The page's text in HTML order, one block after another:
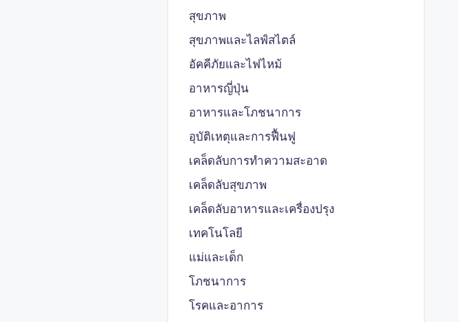
สุขภาพ
สุขภาพและไลฟ์สไตล์
อัคคีภัยและไฟไหม้
อาหารญี่ปุ่น
อาหารและโภชนาการ
อุบัติเหตุและการฟื้นฟู
เคล็ดลับการทำความสะอาด
เคล็ดลับสุขภาพ
เคล็ดลับอาหารและเครื่องปรุง
เทคโนโลยี
แม่และเด็ก
โภชนาการ
โรคและอาการ